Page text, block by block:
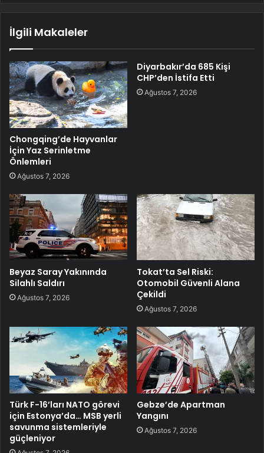
İlgili Makaleler
Chongqing’de Hayvanlar
İçin Yaz Serinletme
Önlemleri
Ağustos 7, 2026
Diyarbakır’da 685 Kişi
CHP’den İstifa Etti
Ağustos 7, 2026
Beyaz Saray Yakınında
Silahlı Saldırı
Ağustos 7, 2026
Tokat’ta Sel Riski:
Otomobil Güvenli Alana
Çekildi
Ağustos 7, 2026
Türk F-16’ları NATO görevi
için Estonya’da… MSB yerli
savunma sistemleriyle
güçleniyor
Gebze’de Apartman
Yangını
Ağustos 7, 2026